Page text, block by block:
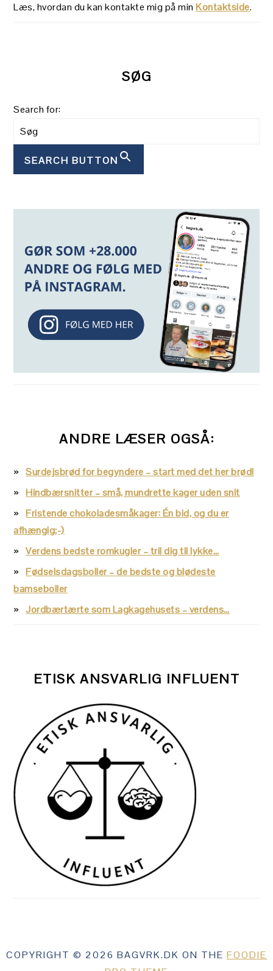
Læs, hvordan du kan kontakte mig på minKontaktside.
SØG
Search for:
SEARCH BUTTON
ANDRE LÆSER OGSÅ:
Surdejsbrød for begyndere – start med det her brød!
Hindbærsnitter – små, mundrette kager uden snit
Fristende chokoladesmåkager: Én bid, og du er
afhængig;-)
Verdens bedste romkugler – tril dig til lykke…
Fødselsdagsboller – de bedste og blødeste
bamseboller
Jordbærtærte som Lagkagehusets – verdens…
ETISK ANSVARLIG INFLUENT
COPYRIGHT © 2026 BAGVRK.DK ON THE FOODIE